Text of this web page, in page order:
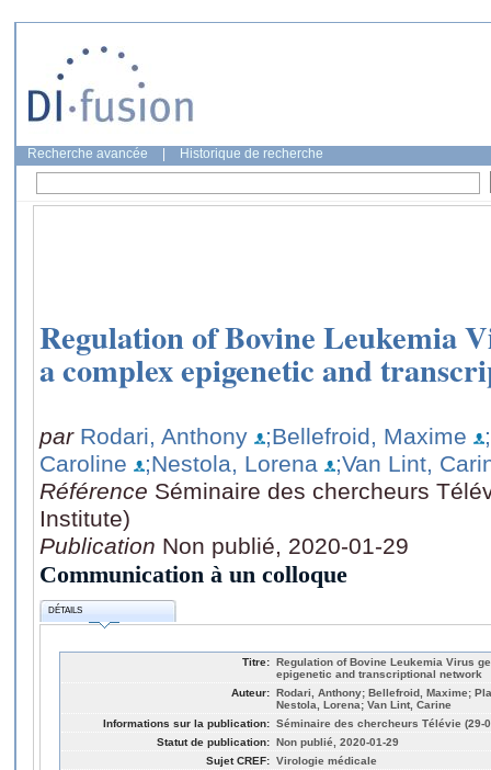
Recherche avancée Historique de recherche
Regulation of Bovine Leukemia
a complex epigenetic and
par Rodari, Anthony ;Bellefroid, Maxime
Caroline
;Nestola, Lorena
;Van Lint,
Référence Séminaire des chercheurs
Institute)
Publication Non publié, 2020-01-29
Communication à un colloque
DÉTAILS
Titre: Regulation of Bovine Leukemia Virus
epigenetic and transcriptional network
Auteur: Rodari, Anthony; Bellefroid, Maxime;
Nestola, Lorena; Van Lint, Carine
Informations sur la publication: Séminaire des chercheurs Télévie (29-
Statut de publication: Non publié, 2020-01-29
Sujet CREF: Virologie médicale